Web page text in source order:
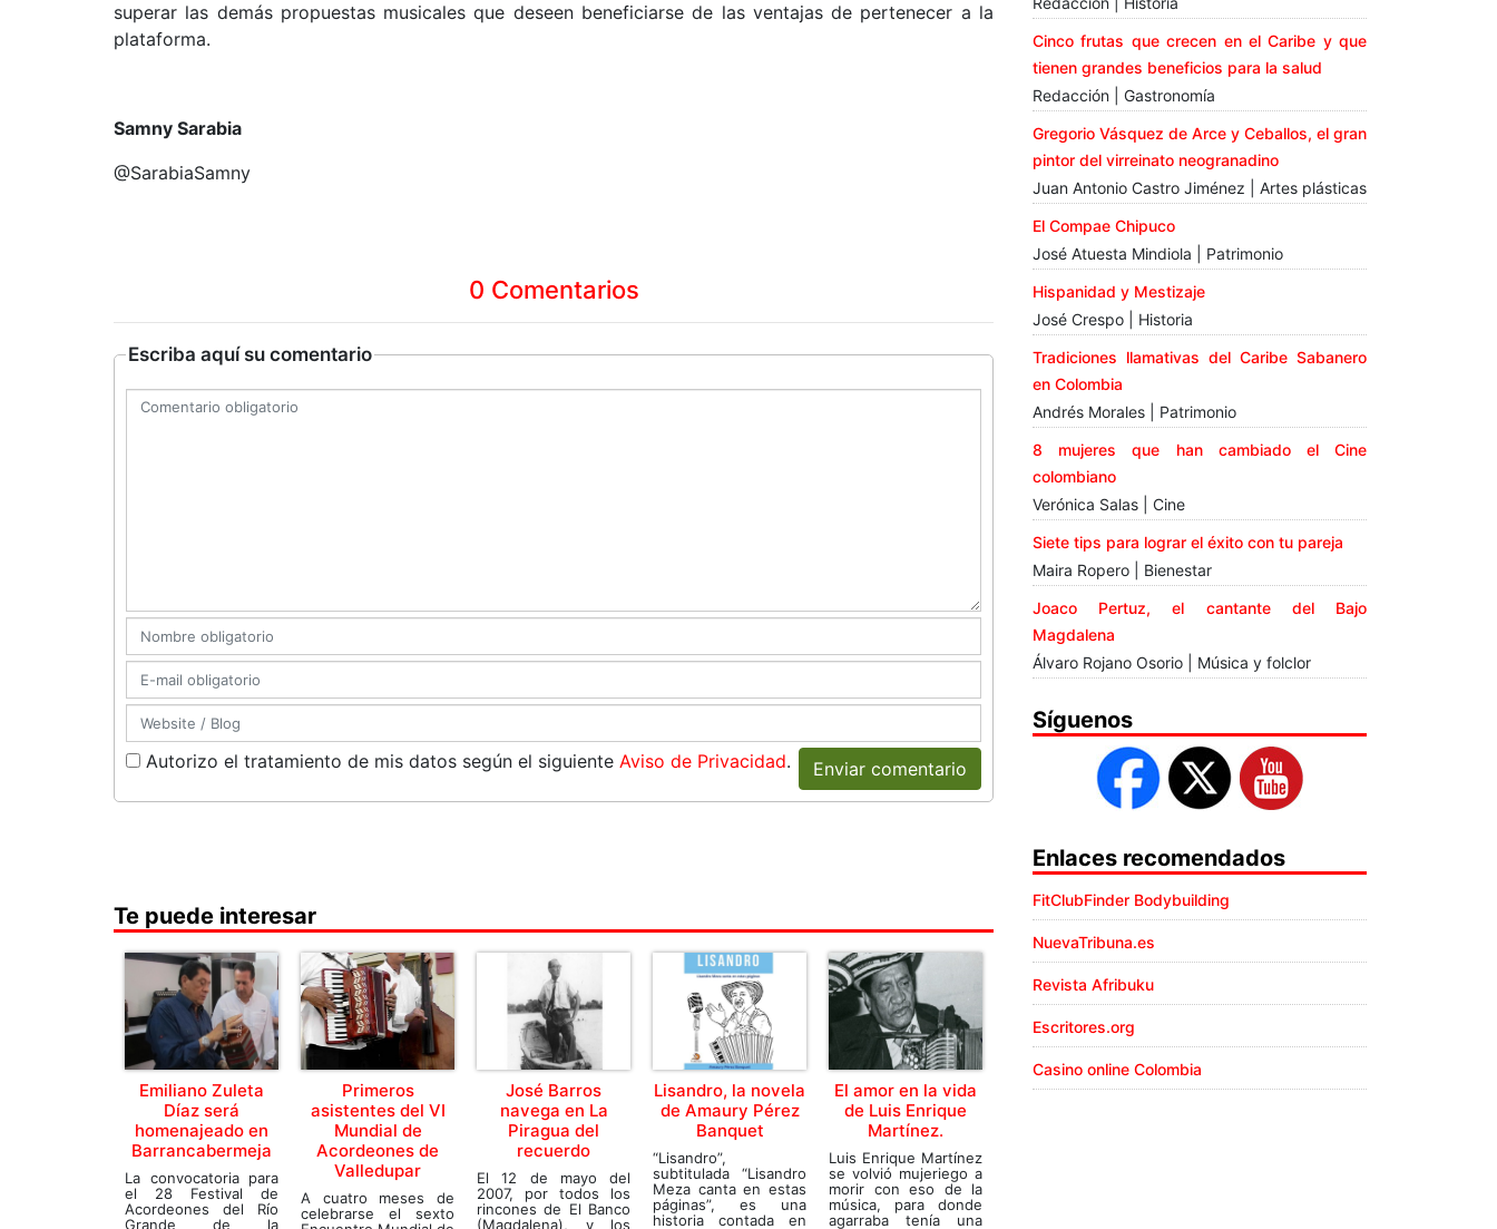
superar las demás propuestas musicales que deseen beneficiarse de las ventajas de pertenecer a la
plataforma.
Samny Sarabia
@SarabiaSamny
0 Comentarios
Escriba aquí su comentario
Autorizo el tratamiento de mis datos según el siguiente Aviso de Privacidad. Enviar comentario
Te puede interesar
Emiliano Zuleta
Díaz será
homenajeado en
Barrancabermeja
La convocatoria para
el 28 Festival de
Acordeones del Río
Grande de la
Primeros
asistentes del VI
Mundial de
Acordeones de
Valledupar
A cuatro meses de
celebrarse el sexto
José Barros
navega en La
Piragua del
recuerdo
El 12 de mayo del
2007, por todos los
rincones de El Banco
(Magdalena), y los
Lisandro, la novela
de Amaury Pérez
Banquet
“Lisandro”,
subtitulada “Lisandro
Meza canta en estas
páginas”, es una
historia contada en
El amor en la vida
de Luis Enrique
Martínez.
Luis Enrique Martínez
se volvió mujeriego a
morir con eso de la
música, para donde
agarraba tenía una
Cinco frutas que crecen en el Caribe y que
tienen grandes beneficios para la salud
Redacción | Gastronomía
Gregorio Vásquez de Arce y Ceballos, el gran
pintor del virreinato neogranadino
Juan Antonio Castro Jiménez | Artes plásticas
El Compae Chipuco
José Atuesta Mindiola | Patrimonio
Hispanidad y Mestizaje
José Crespo | Historia
Tradiciones llamativas del Caribe Sabanero
en Colombia
Andrés Morales | Patrimonio
8 mujeres que han cambiado el Cine
colombiano
Verónica Salas | Cine
Siete tips para lograr el éxito con tu pareja
Maira Ropero | Bienestar
Joaco Pertuz, el cantante del Bajo
Magdalena
Álvaro Rojano Osorio | Música y folclor
Síguenos
Enlaces recomendados
FitClubFinder Bodybuilding
NuevaTribuna.es
Revista Afribuku
Escritores.org
Casino online Colombia